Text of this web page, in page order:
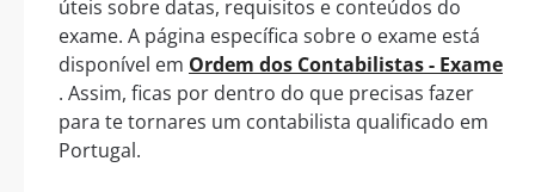
úteis sobre datas, requisitos e conteúdos do
exame. A página específica sobre o exame está
disponível em Ordem dos Contabilistas - Exame
. Assim, ficas por dentro do que precisas fazer
para te tornares um contabilista qualificado em
Portugal.